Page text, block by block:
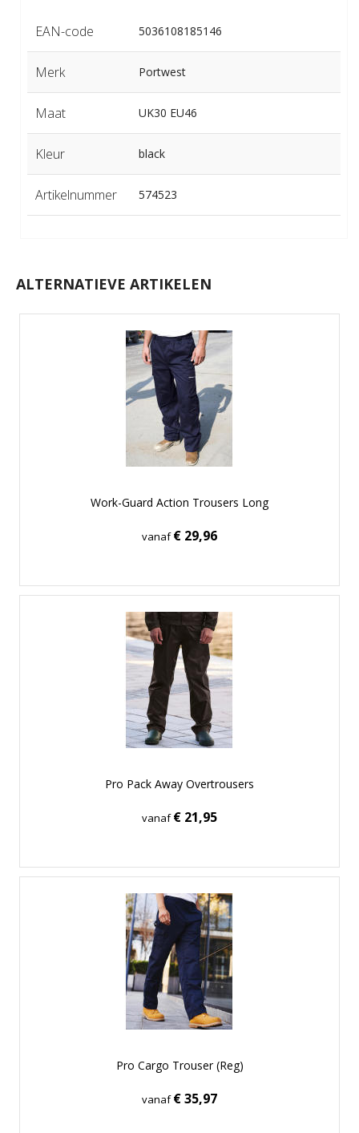
EAN-code 5036108185146
Merk Portwest
Maat UK30 EU46
Kleur black
Artikelnummer 574523
ALTERNATIEVE ARTIKELEN
Work-Guard Action Trousers Long
vanaf€ 29,96
Pro Pack Away Overtrousers
vanaf€ 21,95
Pro Cargo Trouser (Reg)
vanaf€ 35,97